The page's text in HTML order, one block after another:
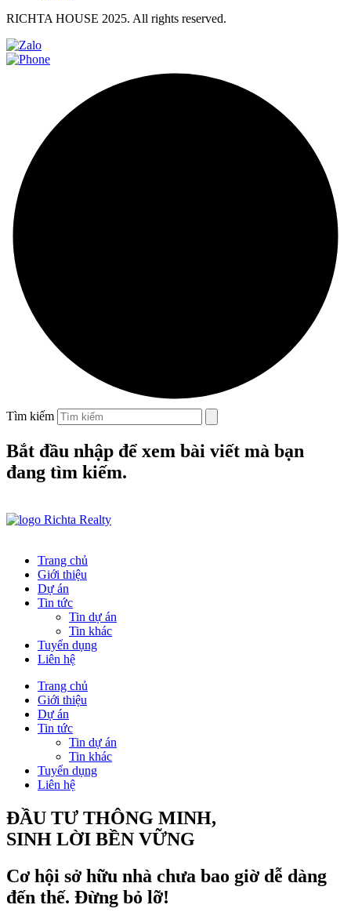
RICHTA HOUSE 2025. All rights reserved.
Tìm kiếm
Bắt đầu nhập để xem bài viết mà bạn
đang tìm kiếm.
Trang chủ
Giới thiệu
Dự án
Tin tức
Tin dự án
Tin khác
Tuyển dụng
Liên hệ
Trang chủ
Giới thiệu
Dự án
Tin tức
Tin dự án
Tin khác
Tuyển dụng
Liên hệ
ĐẦU TƯ THÔNG MINH,
SINH LỜI BỀN VỮNG
Cơ hội sở hữu nhà chưa bao giờ dễ dàng
đến thế. Đừng bỏ lỡ!